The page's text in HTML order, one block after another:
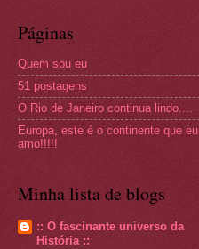
Páginas
Quem sou eu
51 postagens
O Rio de Janeiro continua lindo....
Europa, este é o continente que eu
amo!!!!!
Minha lista de blogs
:: O fascinante universo da
História ::